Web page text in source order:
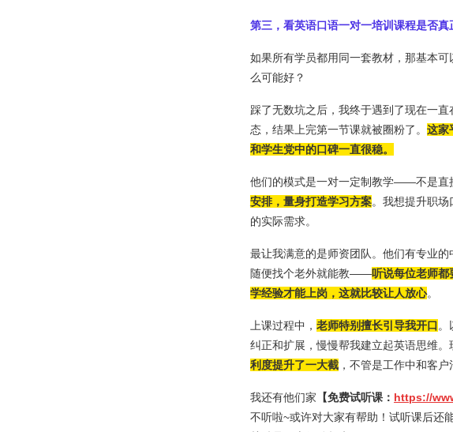
第三，看英语口语一对一培训课程是否真
如果所有学员都用同一套教材，那基本
么可能好？
踩了无数坑之后，我终于遇到了现在一
态，结果上完第一节课就被圈粉了。 这家
和学生党中的口碑一直很稳。
他们的模式是一对一定制教学——不是直
安排，量身打造学习方案。我想提升职
的实际需求。
最让我满意的是师资团队。他们有专业
随便找个老外就能教——听说每位老师
学经验才能上岗，这就比较让人放心。
上课过程中， 老师特别擅长引导我开口 。
纠正和扩展，慢慢帮我建立起英语思维
利度提升了一大截 ，不管是工作中和客
我还有他们家 【免费试听课： https://
不听啦~或许对大家有帮助！试听课后还